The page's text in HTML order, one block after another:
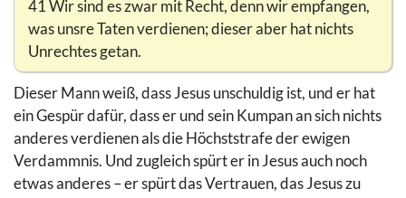
41 Wir sind es zwar mit Recht, denn wir empfangen,
was unsre Taten verdienen; dieser aber hat nichts
Unrechtes getan.
Dieser Mann weiß, dass Jesus unschuldig ist, und er hat
ein Gespür dafür, dass er und sein Kumpan an sich nichts
anderes verdienen als die Höchststrafe der ewigen
Verdammnis. Und zugleich spürt er in Jesus auch noch
etwas anderes – er spürt das Vertrauen, das Jesus zu